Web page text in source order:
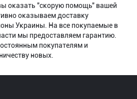
оказать "скорую помощь" вашей
оказываем доставку
Украины. На все покупаемые в
мы предоставляем гарантию.
покупателям и
новых.